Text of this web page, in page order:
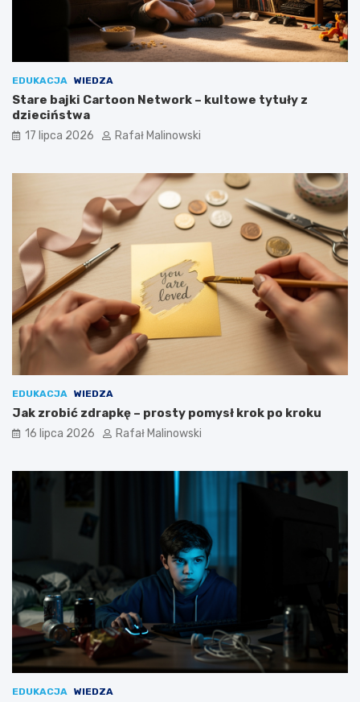
EDUKACJA WIEDZA
Stare bajki Cartoon Network – kultowe tytuły z
dzieciństwa
17 lipca 2026 Rafał Malinowski
EDUKACJA WIEDZA
Jak zrobić zdrapkę – prosty pomysł krok po kroku
16 lipca 2026 Rafał Malinowski
EDUKACJA WIEDZA